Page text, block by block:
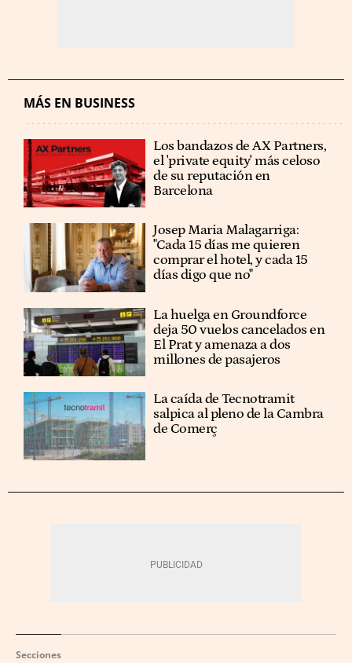
MÁS EN BUSINESS
Los bandazos de AX Partners,
el 'private equity' más celoso
de su reputación en
Barcelona
​​Josep Maria Malagarriga:
"Cada 15 días me quieren
comprar el hotel, y cada 15
días digo que no"
La huelga en Groundforce
deja 50 vuelos cancelados en
El Prat y amenaza a dos
millones de pasajeros
La caída de Tecnotramit
salpica al pleno de la Cambra
de Comerç
Secciones